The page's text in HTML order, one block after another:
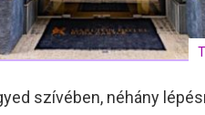
szívében, néhány